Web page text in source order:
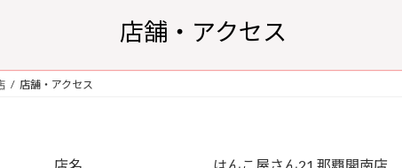
店舗・アクセス
店舗・アクセス